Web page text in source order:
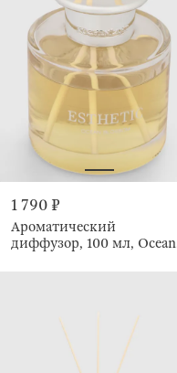
1 790 ₽
Ароматический
диффузор, 100 мл, Ocean